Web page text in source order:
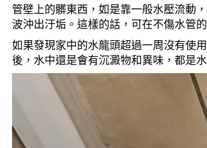
管壁上的髒東西，如是靠一般水壓流動
波沖出汙垢。這樣的話，可在不傷水管
如果發現家中的水龍頭超過一周沒有使
後，水中還是會有沉澱物和異味，都是